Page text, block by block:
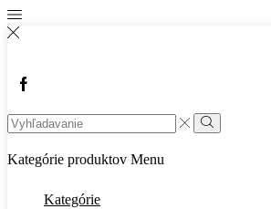
Kategórie produktov Menu
Kategórie